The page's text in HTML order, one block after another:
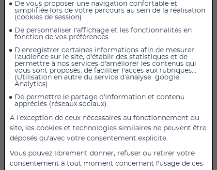
558,99 €TTC
529,85 €HT 529,85 € HT
AJOUTER AU PANIER
Fauteuil roulant acier Eagle 51 cm
Classique dans sa conception, le fauteuil roulant Eagle
possède un châssis en acier et se décline en plusieurs
tailles.
Il est équipé de roues (à bandage ou pneumatique) à
déverrouillage rapide, d'accoudoirs et de reposes pieds
escamotables.
De vous proposer une navigation confortable et
simplifiée lors de votre parcours au sein de la réalisation
(cookies de session)
De personnaliser l'affichage et les fonctionnalités en
fonction de vos préférences
D'enregistrer certaines informations afin de mesurer
l'audience sur le site, d'établir des statistiques et de
permettre à nos services d'améliorer les contenus qui
vous sont proposés, de faciliter l'accès aux rubriques...
(Utilisation en autre du service d'analyse google
Analytics).
De permettre le partage d'information et contenu
appréciés (réseaux sociaux).
A l'exception de ceux nécessaires au fonctionnement du
site, les cookies et technologies similaires ne peuvent être
déposés qu'avec votre consentement explicite.
Vous pouvez librement donner, refuser ou retirer votre
consentement à tout moment concernant l'usage de ces